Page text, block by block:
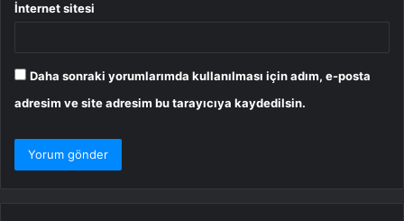
İnternet sitesi
Daha sonraki yorumlarımda kullanılması için adım, e-posta
adresim ve site adresim bu tarayıcıya kaydedilsin.